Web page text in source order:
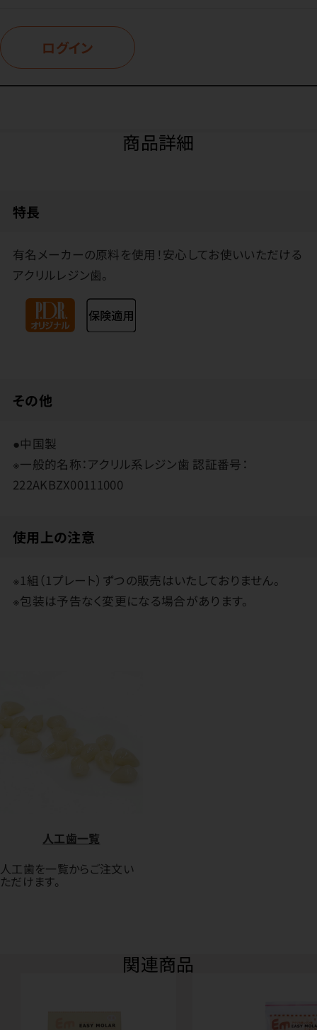
ログイン
商品詳細
特長
有名メーカーの原料を使用！安心してお使いいただける
アクリルレジン歯。
その他
●中国製
※一般的名称：アクリル系レジン歯 認証番号：
222AKBZX00111000
使用上の注意
※1組（1プレート）ずつの販売はいたしておりません。
※包装は予告なく変更になる場合があります。
人工歯一覧
人工歯を一覧からご注文い
ただけます。
関連商品